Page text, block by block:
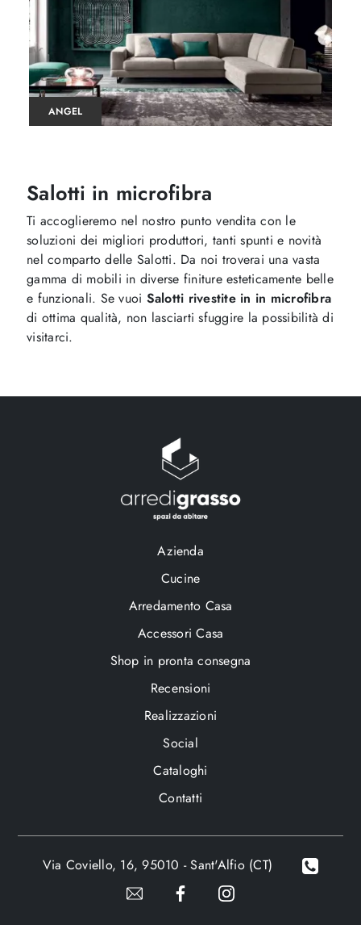
ANGEL
Salotti in microfibra
Ti accoglieremo nel nostro punto vendita con le
soluzioni dei migliori produttori, tanti spunti e novità
nel comparto delle Salotti. Da noi troverai una vasta
gamma di mobili in diverse finiture esteticamente belle
e funzionali. Se vuoi Salotti rivestite in in microfibra
di ottima qualità, non lasciarti sfuggire la possibilità di
visitarci.
Azienda
Cucine
Arredamento Casa
Accessori Casa
Shop in pronta consegna
Recensioni
Realizzazioni
Social
Cataloghi
Contatti
Via Coviello, 16, 95010 - Sant'Alfio (CT)